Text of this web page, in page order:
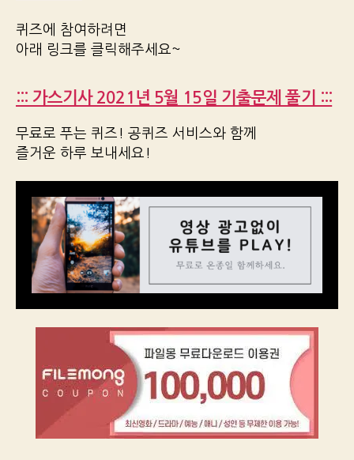
퀴즈에 참여하려면
아래 링크를 클릭해주세요~
::: 가스기사 2021년 5월 15일 기출문제 풀기 :::
무료로 푸는 퀴즈! 공퀴즈 서비스와 함께
즐거운 하루 보내세요!